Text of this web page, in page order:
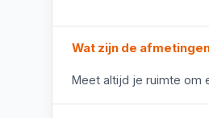
Wat zijn de
Meet altijd je ruimte om